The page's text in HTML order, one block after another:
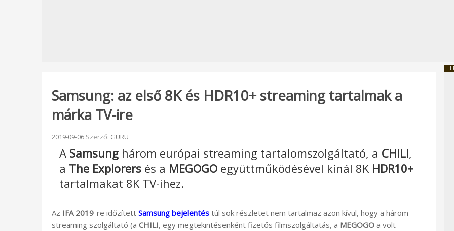
Samsung: az első 8K és HDR10+ streaming tartalmak a
márka TV-ire
Beküldve:
2019-09-06 Szerző: GURU
A Samsung három európai streaming tartalomszolgáltató, a CHILI,
a The Explorers és a MEGOGO együttműködésével kínál 8K HDR10+
tartalmakat 8K TV-ihez.
Az IFA 2019-re időzített Samsung bejelentés túl sok részletet nem tartalmaz azon kívül, hogy a három
streaming szolgáltató (a CHILI, egy megtekintésenként fizetős filmszolgáltatás, a MEGOGO a volt